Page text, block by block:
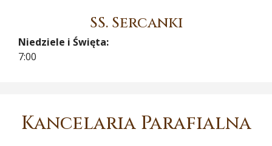
SS. Sercanki
Niedziele i Święta:
7:00
Kancelaria Parafialna